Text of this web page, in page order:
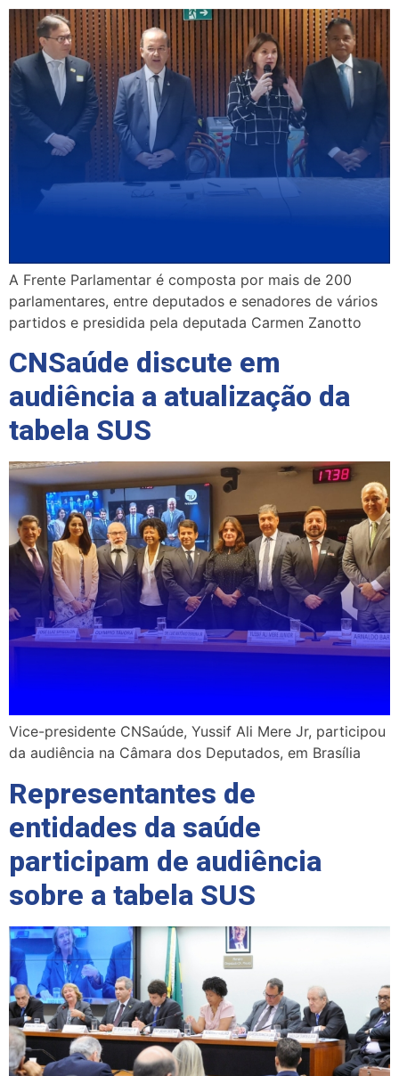
A Frente Parlamentar é composta por mais de 200
parlamentares, entre deputados e senadores de vários
partidos e presidida pela deputada Carmen Zanotto
CNSaúde discute em
audiência a atualização da
tabela SUS
Vice-presidente CNSaúde, Yussif Ali Mere Jr, participou
da audiência na Câmara dos Deputados, em Brasília
Representantes de
entidades da saúde
participam de audiência
sobre a tabela SUS